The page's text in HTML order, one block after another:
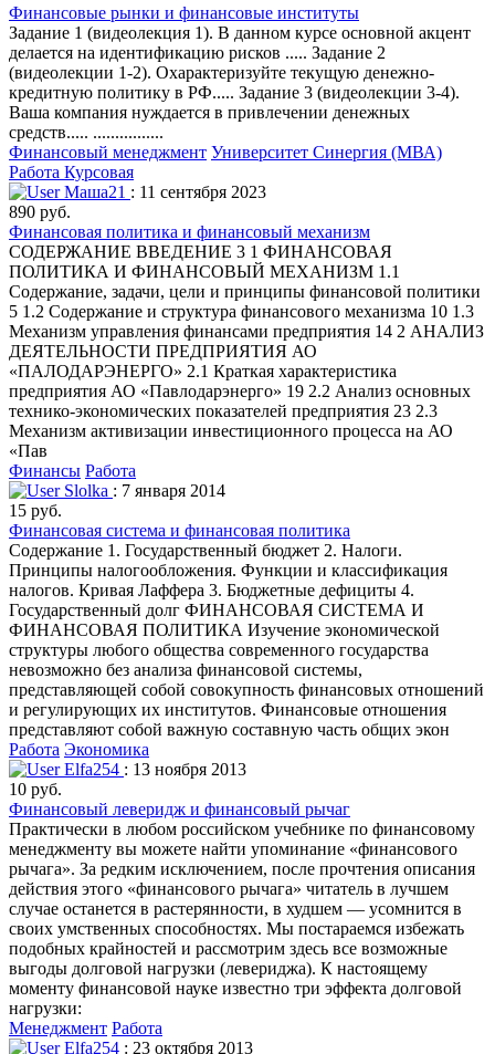
Финансовые рынки и финансовые институты
Задание 1 (видеолекция 1). В данном курсе основной акцент
делается на идентификацию рисков ..... Задание 2
(видеолекции 1-2). Охарактеризуйте текущую денежно-
кредитную политику в РФ..... Задание 3 (видеолекции 3-4).
Ваша компания нуждается в привлечении денежных
средств..... ................
Финансовый менеджмент Университет Синергия (МВА)
Работа Курсовая
Маша21 : 11 сентября 2023
890 руб.
Финансовая политика и финансовый механизм
СОДЕРЖАНИЕ ВВЕДЕНИЕ 3 1 ФИНАНСОВАЯ
ПОЛИТИКА И ФИНАНСОВЫЙ МЕХАНИЗМ 1.1
Содержание, задачи, цели и принципы финансовой политики
5 1.2 Содержание и структура финансового механизма 10 1.3
Механизм управления финансами предприятия 14 2 АНАЛИЗ
ДЕЯТЕЛЬНОСТИ ПРЕДПРИЯТИЯ АО
«ПАЛОДАРЭНЕРГО» 2.1 Краткая характеристика
предприятия АО «Павлодарэнерго» 19 2.2 Анализ основных
технико-экономических показателей предприятия 23 2.3
Механизм активизации инвестиционного процесса на АО
«Пав
Финансы Работа
Slolka : 7 января 2014
15 руб.
Финансовая система и финансовая политика
Содержание 1. Государственный бюджет 2. Налоги.
Принципы налогообложения. Функции и классификация
налогов. Кривая Лаффера 3. Бюджетные дефициты 4.
Государственный долг ФИНАНСОВАЯ СИСТЕМА И
ФИНАНСОВАЯ ПОЛИТИКА Изучение экономической
структуры любого общества современного государства
невозможно без анализа финансовой системы,
представляющей собой совокупность финансовых отношений
и регулирующих их институтов. Финансовые отношения
представляют собой важную составную часть общих экон
Работа Экономика
Elfa254 : 13 ноября 2013
10 руб.
Финансовый леверидж и финансовый рычаг
Практически в любом российском учебнике по финансовому
менеджменту вы можете найти упоминание «финансового
рычага». За редким исключением, после прочтения описания
действия этого «финансового рычага» читатель в лучшем
случае останется в растерянности, в худшем — усомнится в
своих умственных способностях. Мы постараемся избежать
подобных крайностей и рассмотрим здесь все возможные
выгоды долговой нагрузки (левериджа). К настоящему
моменту финансовой науке известно три эффекта долговой
нагрузки:
Менеджмент Работа
Elfa254 : 23 октября 2013